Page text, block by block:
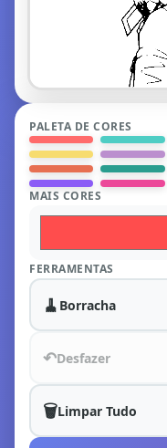
PALETA DE CORES
MAIS CORES
FERRAMENTAS
🧹 Borracha
↶Desfazer
🗑️Limpar Tudo